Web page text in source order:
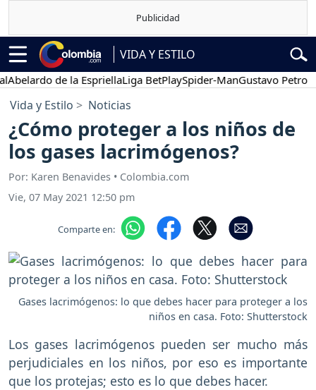
VIDA Y ESTILO
de la EspriellaLiga BetPlaySpider-ManGustavo Petro
Vida y Estilo Noticias
¿Cómo proteger a los niños de
los gases lacrimógenos?
Por: Karen Benavides • Colombia.com
Vie, 07 May 2021 12:50 pm
Comparte en:
Gases lacrimógenos: lo que debes hacer para proteger a los
niños en casa. Foto: Shutterstock
Los gases lacrimógenos pueden ser mucho más
perjudiciales en los niños, por eso es importante
que los protejas; esto es lo que debes hacer.